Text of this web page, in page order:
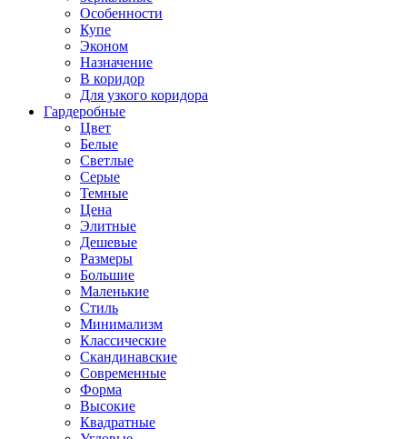
Особенности
Купе
Эконом
Назначение
В коридор
Для узкого коридора
Гардеробные
Цвет
Белые
Светлые
Серые
Темные
Цена
Элитные
Дешевые
Размеры
Большие
Маленькие
Стиль
Минимализм
Классические
Скандинавские
Современные
Форма
Высокие
Квадратные